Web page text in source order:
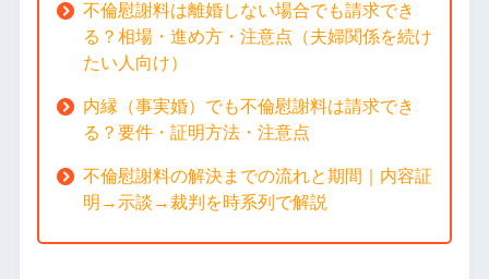
不倫慰謝料は離婚しない場合でも請求でき
る？相場・進め方・注意点（夫婦関係を続け
たい人向け）
内縁（事実婚）でも不倫慰謝料は請求でき
る？要件・証明方法・注意点
不倫慰謝料の解決までの流れと期間｜内容証
明→示談→裁判を時系列で解説